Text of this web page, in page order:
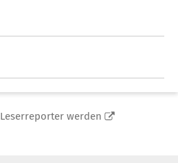
Leserreporter werden